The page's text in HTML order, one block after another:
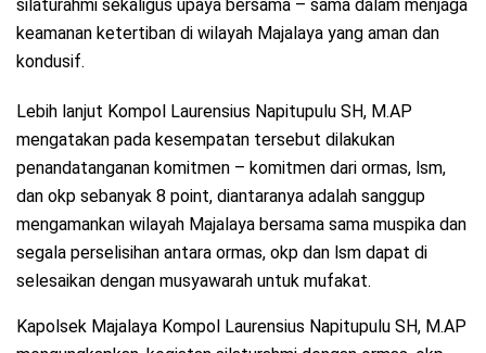
silaturahmi sekaligus upaya bersama – sama dalam menjaga
keamanan ketertiban di wilayah Majalaya yang aman dan
kondusif.
Lebih lanjut Kompol Laurensius Napitupulu SH, M.AP
mengatakan pada kesempatan tersebut dilakukan
penandatanganan komitmen – komitmen dari ormas, lsm,
dan okp sebanyak 8 point, diantaranya adalah sanggup
mengamankan wilayah Majalaya bersama sama muspika dan
segala perselisihan antara ormas, okp dan lsm dapat di
selesaikan dengan musyawarah untuk mufakat.
Kapolsek Majalaya Kompol Laurensius Napitupulu SH, M.AP